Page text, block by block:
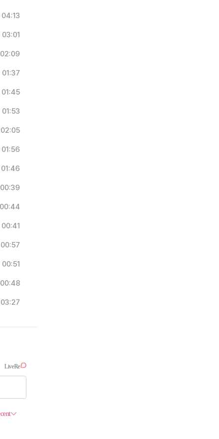
04:13
03:01
02:09
01:37
01:45
01:53
02:05
01:56
01:46
00:39
00:44
00:41
00:57
00:51
00:48
03:27